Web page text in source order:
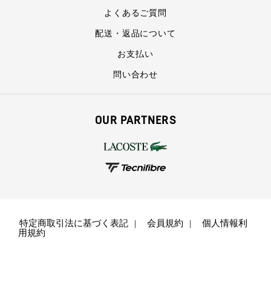
よくあるご質問
配送・返品について
お支払い
問い合わせ
OUR PARTNERS
特定商取引法に基づく表記 会員規約
個人情報利
用規約